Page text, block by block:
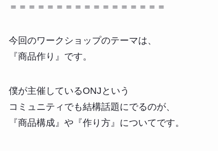
＝＝＝＝＝＝＝＝＝＝＝＝＝＝＝＝＝
今回のワークショップのテーマは、
『商品作り』です。
僕が主催しているONJという
コミュニティでも結構話題にでるのが、
『商品構成』や『作り方』についてです。